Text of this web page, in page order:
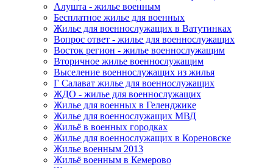
Алушта - жилье военным
Бесплатное жилье для военных
Жилье для военнослужащих в Ватутинках
Вопрос ответ - жилье для военнослужащих
Восток регион - жилье военнослужащим
Вторичное жилье военнослужащим
Выселение военнослужащих из жилья
Г Салават жилье для военнослужащих
ЖДО - жилье для военнослужащих
Жилье для военных в Геленджике
Жилье для военнослужащих МВД
Жильё в военных городках
Жилье для военнослужащих в Кореновске
Жилье военным 2013
Жильё военным в Кемерово